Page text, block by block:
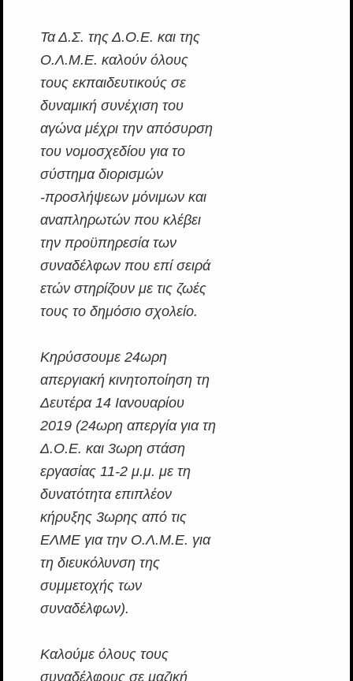
Τα Δ.Σ. της Δ.Ο.Ε. και της
Ο.Λ.Μ.Ε. καλούν όλους
τους εκπαιδευτικούς σε
δυναμική συνέχιση του
αγώνα μέχρι την απόσυρση
του νομοσχεδίου για το
σύστημα διορισμών
-προσλήψεων μόνιμων και
αναπληρωτών που κλέβει
την προϋπηρεσία των
συναδέλφων που επί σειρά
ετών στηρίζουν με τις ζωές
τους το δημόσιο σχολείο.
Κηρύσσουμε 24ωρη
απεργιακή κινητοποίηση τη
Δευτέρα 14 Ιανουαρίου
2019 (24ωρη απεργία για τη
Δ.Ο.Ε. και 3ωρη στάση
εργασίας 11-2 μ.μ. με τη
δυνατότητα επιπλέον
κήρυξης 3ωρης από τις
ΕΛΜΕ για την Ο.Λ.Μ.Ε. για
τη διευκόλυνση της
συμμετοχής των
συναδέλφων).
Καλούμε όλους τους
συναδέλφους σε μαζική